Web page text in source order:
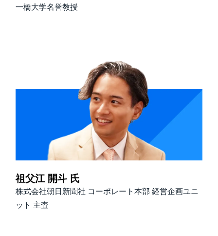
一橋大学名誉教授
祖父江 開斗 氏
株式会社朝日新聞社 コーポレート本部 経営企画ユニ
ット 主査